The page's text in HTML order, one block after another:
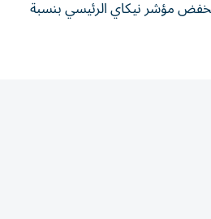
مؤشر نيكاي الرئيسي بنسبة